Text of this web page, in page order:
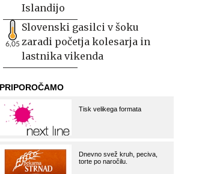
Islandijo
6,05
Slovenski gasilci v šoku
zaradi početja kolesarja in
lastnika vikenda